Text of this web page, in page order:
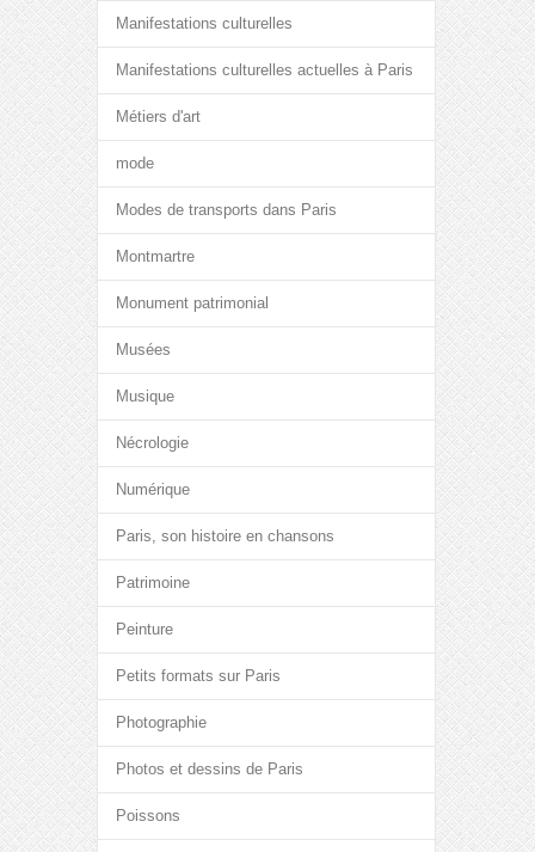
Manifestations culturelles
Manifestations culturelles actuelles à Paris
Métiers d'art
mode
Modes de transports dans Paris
Montmartre
Monument patrimonial
Musées
Musique
Nécrologie
Numérique
Paris, son histoire en chansons
Patrimoine
Peinture
Petits formats sur Paris
Photographie
Photos et dessins de Paris
Poissons